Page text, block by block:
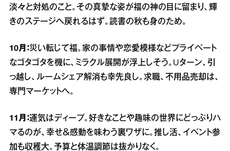
淡々と対処のこと。その真摯な姿が福の神の目に留まり、輝
きのステージへ戻れるはず。読書の秋も身のため。
10月：災い転じて福。家の事情や恋愛模様などプライベート
なゴタゴタを機に、ミラクル展開が浮上しそう。Uターン、引
っ越し、ルームシェア解消も幸先良し。求職、不用品売却は、
専門マーケットへ。
11月：運気はディープ。好きなことや趣味の世界にどっぷりハ
マるのが、幸せ＆感動を味わう裏ワザに。推し活、イベント参
加も収穫大。予算と体温調節は抜かりなく。